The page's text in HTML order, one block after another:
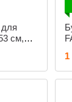
для
см,
1